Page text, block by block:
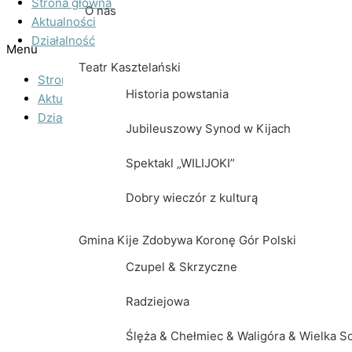
Aktualności
Działalność
Teatr Kasztelański
Historia powstania
Jubileuszowy Synod w Kijach
Spektakl „WILIJOKI”
Dobry wieczór z kulturą
Gmina Kije Zdobywa Koronę Gór Polski
Czupel & Skrzyczne
Radziejowa
Ślęża & Chełmiec & Waligóra & Wielka
O nas
Menu
Strona główna
Aktualności
Działalność
Historia powstania
Jubileuszowy Synod w Kijach
Spektakl „WILIJOKI”
Dobry wieczór z kulturą
Czupel & Skrzyczne